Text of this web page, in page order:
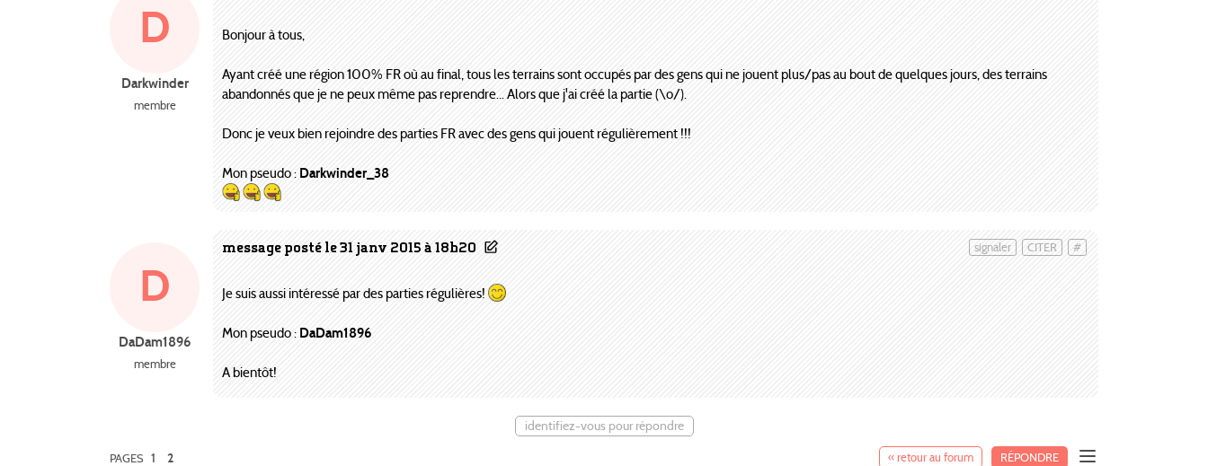
D
Darkwinder
membre
Bonjour à tous,
Ayant créé une région 100% FR où au final, tous les terrains sont occupés par des gens qui ne jouent plus/pas au bout de quelques jours, des terrains
abandonnés que je ne peux même pas reprendre... Alors que j'ai créé la partie (\o/).
Donc je veux bien rejoindre des parties FR avec des gens qui jouent régulièrement !!!
Mon pseudo : Darkwinder_38
message posté le 31 janv 2015 à 18h20 #
CITER
signaler
D
DaDam1896
membre
Je suis aussi intéressé par des parties régulières!
Mon pseudo : DaDam1896
A bientôt!
identifiez-vous pour répondre
« retour au forum RÉPONDRE
PAGES 1 2